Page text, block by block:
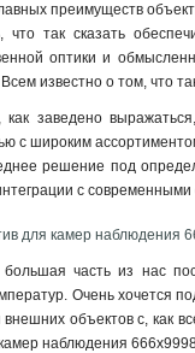
преимуществ
что так сказать
оптики и
известно о том, что
как заведено
с широким
решение под
с
для камер наблюдения
большая часть из нас
Очень хочется
внешних объектов с, как
наблюдения